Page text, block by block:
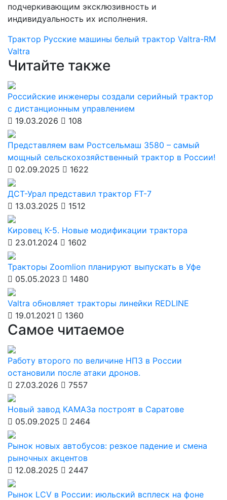
подчеркивающим эксклюзивность и
индивидуальность их исполнения.
Трактор Русские машины белый трактор Valtra-RM
Valtra
Читайте также
Российские инженеры создали серийный трактор
с дистанционным управлением
19.03.2026
108
Представляем вам Ростсельмаш 3580 – самый
мощный сельскохозяйственный трактор в России!
02.09.2025
1622
ДСТ-Урал представил трактор FT-7
13.03.2025
1512
Кировец К-5. Новые модификации трактора
23.01.2024
1602
Тракторы Zoomlion планируют выпускать в Уфе
05.05.2023
1480
Valtra обновляет тракторы линейки REDLINE
19.01.2021
1360
Самое читаемое
Работу второго по величине НПЗ в России
остановили после атаки дронов.
27.03.2026
7557
Новый завод КАМАЗа построят в Саратове
05.09.2025
2464
Рынок новых автобусов: резкое падение и смена
рыночных акцентов
12.08.2025
2447
Рынок LCV в России: июльский всплеск на фоне